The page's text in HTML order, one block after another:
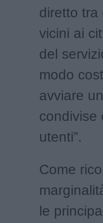
diretto tra
vicini ai
del
modo
avviare
condivise
utenti”.
Come
le